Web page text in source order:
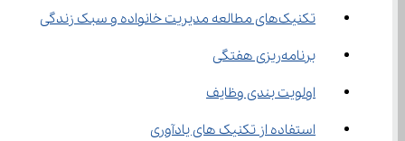
تکنیک‌های مطالعه مدیریت خانواده و سبک زندگی
برنامه‌ریزی هفتگی
اولویت ‌بندی وظایف
استفاده از تکنیک‌ های یادآوری